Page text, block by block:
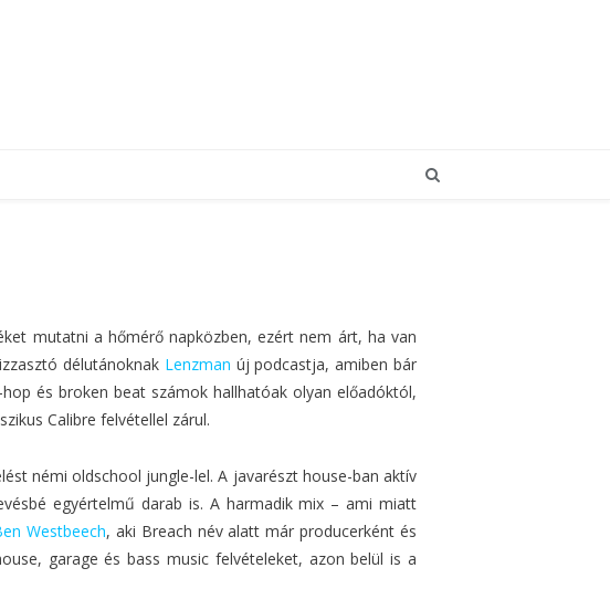
mutatni a hőmérő napközben, ezért nem árt, ha van
délutánoknak Lenzman új podcastja, amiben bár
és broken beat számok hallhatóak olyan előadóktól,
Calibre felvétellel zárul.
némi oldschool jungle-lel. A javarészt house-ban aktív
egyértelmű darab is. A harmadik mix – ami miatt
Westbeech, aki Breach név alatt már producerként és
garage és bass music felvételeket, azon belül is a